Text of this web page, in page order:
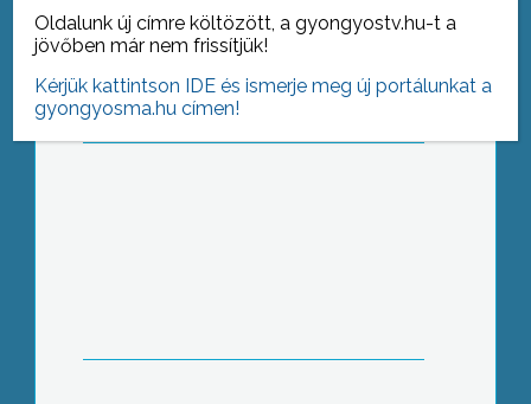
szavazás Gyöngyösön
Oldalunk új címre költözött, a gyongyostv.hu-t a
jövőben már nem frissítjük!
Kérjük kattintson IDE és ismerje meg új portálunkat a
gyongyosma.hu címen!